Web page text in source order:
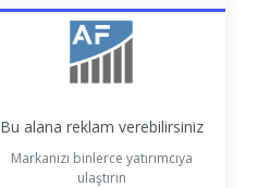
Bu alana reklam verebilirsiniz
Markanızı binlerce yatırımcıya
ulaştırın